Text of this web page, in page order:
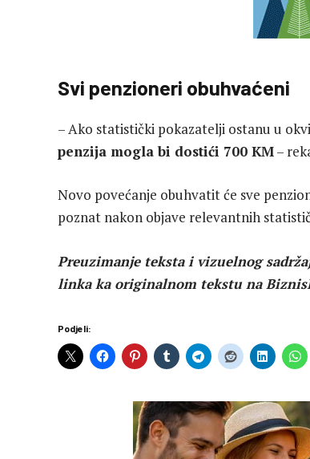
Svi penzioneri obuhvaćeni
– Ako statistički pokazatelji ostanu u
penzija mogla bi dostići 700 KM–
Novo povećanje obuhvatit će sve
poznat nakon objave relevantnih
Preuzimanje teksta i vizuelnog
linka ka originalnom tekstu na
Podjeli: